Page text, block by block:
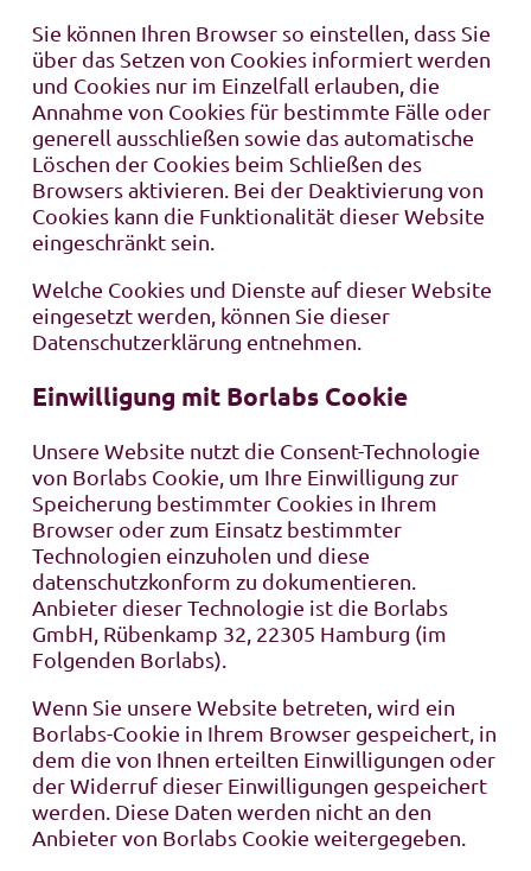
Sie können Ihren Browser so einstellen, dass Sie
über das Setzen von Cookies informiert werden
und Cookies nur im Einzelfall erlauben, die
Annahme von Cookies für bestimmte Fälle oder
generell ausschließen sowie das automatische
Löschen der Cookies beim Schließen des
Browsers aktivieren. Bei der Deaktivierung von
Cookies kann die Funktionalität dieser Website
eingeschränkt sein.
Welche Cookies und Dienste auf dieser Website
eingesetzt werden, können Sie dieser
Datenschutzerklärung entnehmen.
Einwilligung mit Borlabs Cookie
Unsere Website nutzt die Consent-Technologie
von Borlabs Cookie, um Ihre Einwilligung zur
Speicherung bestimmter Cookies in Ihrem
Browser oder zum Einsatz bestimmter
Technologien einzuholen und diese
datenschutzkonform zu dokumentieren.
Anbieter dieser Technologie ist die Borlabs
GmbH, Rübenkamp 32, 22305 Hamburg (im
Folgenden Borlabs).
Wenn Sie unsere Website betreten, wird ein
Borlabs-Cookie in Ihrem Browser gespeichert, in
dem die von Ihnen erteilten Einwilligungen oder
der Widerruf dieser Einwilligungen gespeichert
werden. Diese Daten werden nicht an den
Anbieter von Borlabs Cookie weitergegeben.